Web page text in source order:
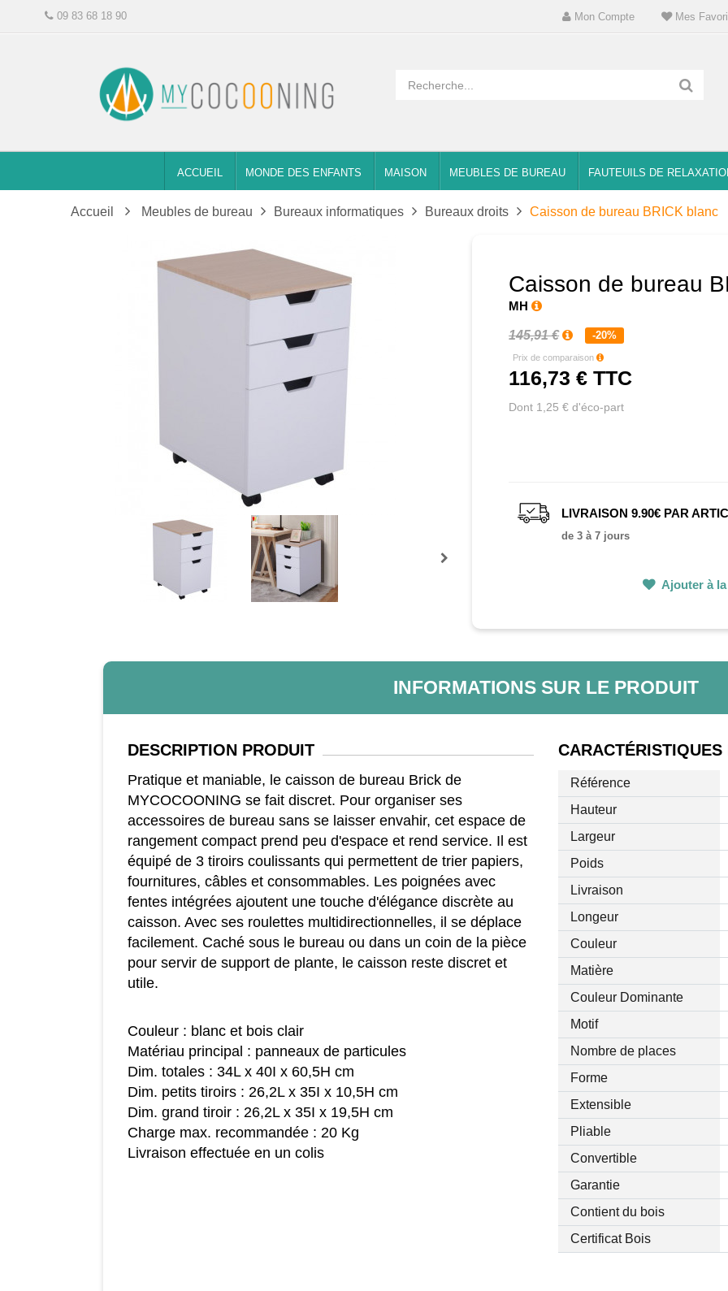
Mon Compte Mes
09 83 68 18 90
ACCUEIL MONDE DES ENFANTS MAISON MEUBLES DE BUREAU FAUTEUILS DE
Accueil Meubles de bureau Bureaux informatiques Bureaux droits Caisson de bureau BRICK blanc
Caisson de bureau
MH
145,91 € -20%
Prix de comparaison
116,73 € TTC
Dont 1,25 € d'éco-part
LIVRAISON 9.90€ PAR
de 3 à 7 jours
Ajouter à
INFORMATIONS SUR LE PRODUIT
DESCRIPTIONPRODUIT
Pratique et maniable, le caisson de bureau Brick de
MYCOCOONING se fait discret. Pour organiser ses
accessoires de bureau sans se laisser envahir, cet espace de
rangement compact prend peu d'espace et rend service. Il est
équipé de 3 tiroirs coulissants qui permettent de trier papiers,
fournitures, câbles et consommables. Les poignées avec
fentes intégrées ajoutent une touche d'élégance discrète au
caisson. Avec ses roulettes multidirectionnelles, il se déplace
facilement. Caché sous le bureau ou dans un coin de la pièce
pour servir de support de plante, le caisson reste discret et
utile.
Couleur : blanc et bois clair
Matériau principal : panneaux de particules
Dim. totales : 34L x 40I x 60,5H cm
Dim. petits tiroirs : 26,2L x 35I x 10,5H cm
Dim. grand tiroir : 26,2L x 35I x 19,5H cm
Charge max. recommandée : 20 Kg
Livraison effectuée en un colis
CARACTÉRISTIQUES
Référence
Hauteur
Largeur
Poids
Livraison
Longeur
Couleur
Matière
Couleur Dominante
Motif
Nombre de places
Forme
Extensible
Pliable
Convertible
Garantie
Contient du bois
Certificat Bois